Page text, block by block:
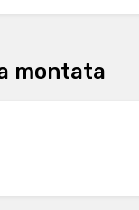
montata